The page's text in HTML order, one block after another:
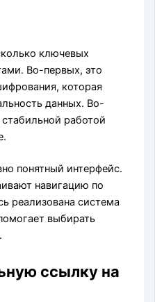
ключевых
Во-первых, это
которая
данных. Во-
работой
понятный интерфейс.
навигацию по
реализована система
выбирать
ссылку на